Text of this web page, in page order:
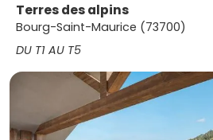
Terres des alpins
Bourg-Saint-Maurice (73700)
DU T1 AU T5